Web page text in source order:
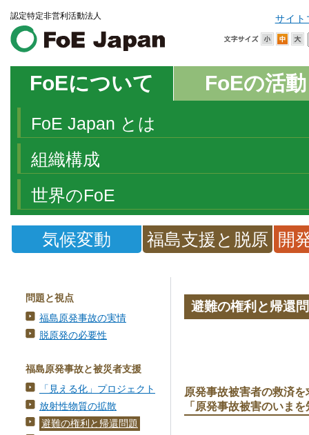
認定特定非営利活動法人 サイト
FoEについて FoEの活動
FoE Japan とは
組織構成
世界のFoE
気候変動
福島支援と脱原
開
問題と視点
福島原発事故の実情
脱原発の必要性
福島原発事故と被災者支援
「見える化」プロジェクト
放射性物質の拡散
避難の権利と帰還問題
避難の権利と帰還
原発事故被害者の救済
「原発事故被害のいま